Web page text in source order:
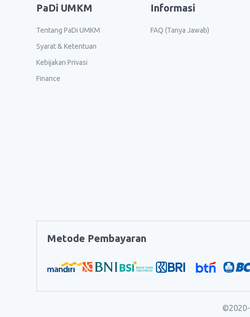
PaDi UMKM
Tentang PaDi UMKM
Syarat & Ketentuan
Kebijakan Privasi
Finance
Informasi
FAQ (Tanya Jawab)
Metode Pembayaran
©2020-